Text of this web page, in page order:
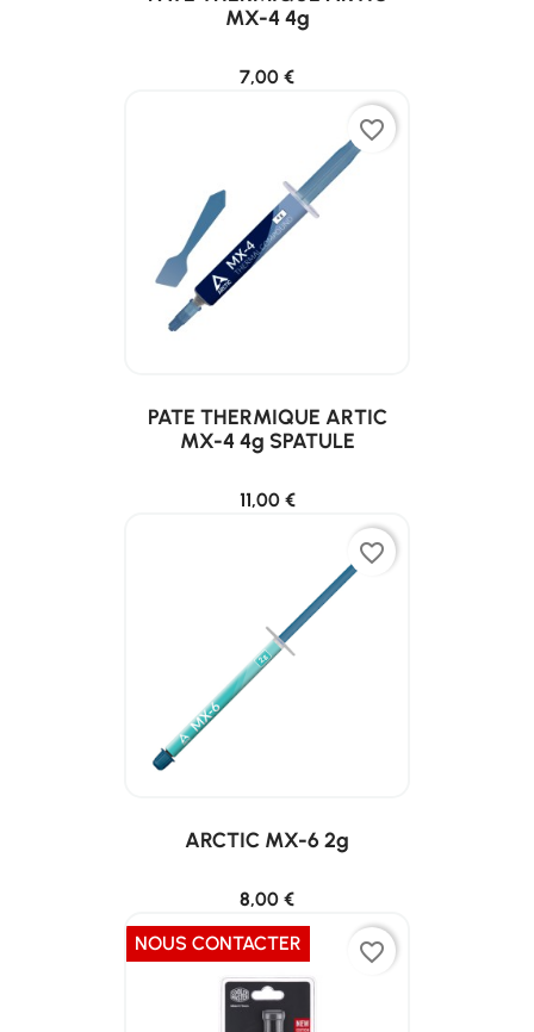
MX-4 4g
7,00 €
favorite_border
PATE THERMIQUE ARTIC
MX-4 4g SPATULE
11,00 €
favorite_border
ARCTIC MX-6 2g
8,00 €
NOUS CONTACTER
favorite_border